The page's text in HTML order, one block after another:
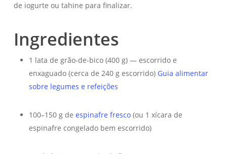
de iogurte ou tahine para finalizar.
Ingredientes
1 lata de grão-de-bico (400 g) — escorrido e
enxaguado (cerca de 240 g escorrido) Guia alimentar
sobre legumes e refeições
100–150 g de espinafre fresco(ou 1 xícara de
espinafre congelado bem escorrido)